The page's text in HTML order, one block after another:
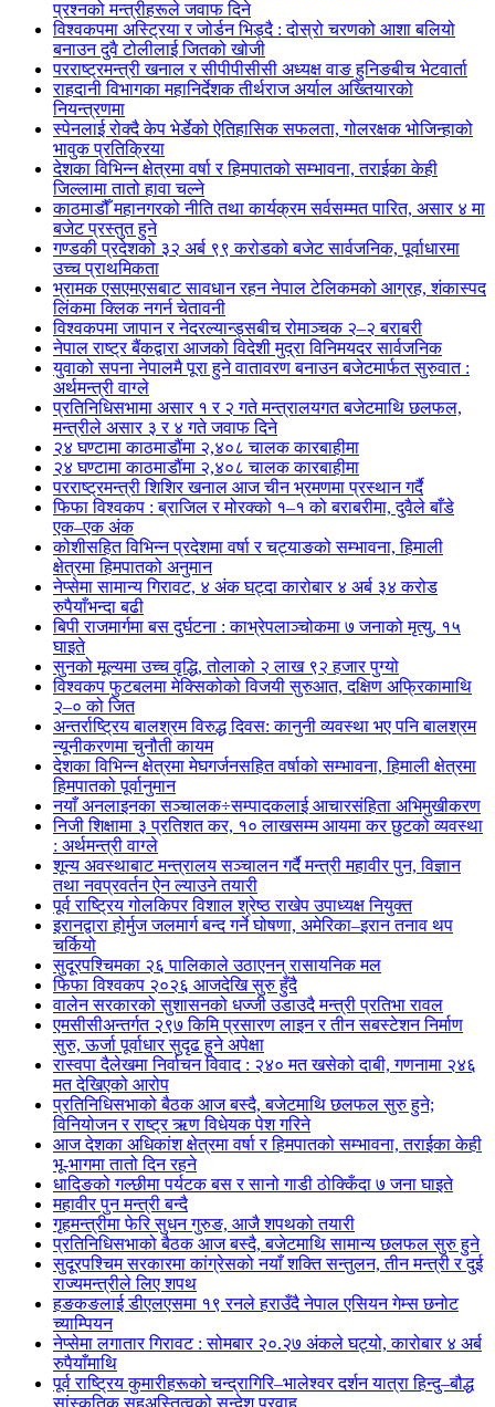
प्रश्नको मन्त्रीहरूले जवाफ दिने
विश्वकपमा अस्ट्रिया र जोर्डन भिड्दै : दोस्रो चरणको आशा बलियो
बनाउन दुवै टोलीलाई जितको खोजी
परराष्ट्रमन्त्री खनाल र सीपीपीसीसी अध्यक्ष वाङ हुनिङबीच भेटवार्ता
राहदानी विभागका महानिर्देशक तीर्थराज अर्याल अख्तियारको
नियन्त्रणमा
स्पेनलाई रोक्दै केप भेर्डेको ऐतिहासिक सफलता, गोलरक्षक भोजिन्हाको
भावुक प्रतिक्रिया
देशका विभिन्न क्षेत्रमा वर्षा र हिमपातको सम्भावना, तराईका केही
जिल्लामा तातो हावा चल्ने
काठमाडौँ महानगरको नीति तथा कार्यक्रम सर्वसम्मत पारित, असार ४ मा
बजेट प्रस्तुत हुने
गण्डकी प्रदेशको ३२ अर्ब ९९ करोडको बजेट सार्वजनिक, पूर्वाधारमा
उच्च प्राथमिकता
भ्रामक एसएमएसबाट सावधान रहन नेपाल टेलिकमको आग्रह, शंकास्पद
लिंकमा क्लिक नगर्न चेतावनी
विश्वकपमा जापान र नेदरल्यान्ड्सबीच रोमाञ्चक २–२ बराबरी
नेपाल राष्ट्र बैंकद्वारा आजको विदेशी मुद्रा विनिमयदर सार्वजनिक
युवाको सपना नेपालमै पूरा हुने वातावरण बनाउन बजेटमार्फत सुरुवात :
अर्थमन्त्री वाग्ले
प्रतिनिधिसभामा असार १ र २ गते मन्त्रालयगत बजेटमाथि छलफल,
मन्त्रीले असार ३ र ४ गते जवाफ दिने
२४ घण्टामा काठमाडौंमा २,४०८ चालक कारबाहीमा
२४ घण्टामा काठमाडौंमा २,४०८ चालक कारबाहीमा
परराष्ट्रमन्त्री शिशिर खनाल आज चीन भ्रमणमा प्रस्थान गर्दै
फिफा विश्वकप : ब्राजिल र मोरक्को १–१ को बराबरीमा, दुवैले बाँडे
एक–एक अंक
कोशीसहित विभिन्न प्रदेशमा वर्षा र चट्याङको सम्भावना, हिमाली
क्षेत्रमा हिमपातको अनुमान
नेप्सेमा सामान्य गिरावट, ४ अंक घट्दा कारोबार ४ अर्ब ३४ करोड
रुपैयाँभन्दा बढी
बिपी राजमार्गमा बस दुर्घटना : काभ्रेपलाञ्चोकमा ७ जनाको मृत्यु, १५
घाइते
सुनको मूल्यमा उच्च वृद्धि, तोलाको २ लाख ९२ हजार पुग्यो
विश्वकप फुटबलमा मेक्सिकोको विजयी सुरुआत, दक्षिण अफ्रिकामाथि
२–० को जित
अन्तर्राष्ट्रिय बालश्रम विरुद्ध दिवस: कानुनी व्यवस्था भए पनि बालश्रम
न्यूनीकरणमा चुनौती कायम
देशका विभिन्न क्षेत्रमा मेघगर्जनसहित वर्षाको सम्भावना, हिमाली क्षेत्रमा
हिमपातको पूर्वानुमान
नयाँ अनलाइनका सञ्चालक÷सम्पादकलाई आचारसंहिता अभिमुखीकरण
निजी शिक्षामा ३ प्रतिशत कर, १० लाखसम्म आयमा कर छुटको व्यवस्था
: अर्थमन्त्री वाग्ले
शून्य अवस्थाबाट मन्त्रालय सञ्चालन गर्दै मन्त्री महावीर पुन, विज्ञान
तथा नवप्रवर्तन ऐन ल्याउने तयारी
पूर्व राष्ट्रिय गोलकिपर विशाल श्रेष्ठ राखेप उपाध्यक्ष नियुक्त
इरानद्वारा होर्मुज जलमार्ग बन्द गर्ने घोषणा, अमेरिका–इरान तनाव थप
चर्कियो
सुदूरपश्चिमका २६ पालिकाले उठाएनन् रासायनिक मल
फिफा विश्वकप २०२६ आजदेखि सुरु हुँदै
वालेन सरकारको सुशासनको धज्जी उडाउदै मन्त्री प्रतिभा रावल
एमसीसीअन्तर्गत २९७ किमि प्रसारण लाइन र तीन सबस्टेशन निर्माण
सुरु, ऊर्जा पूर्वाधार सुदृढ हुने अपेक्षा
रास्वपा दैलेखमा निर्वाचन विवाद : २४० मत खसेको दाबी, गणनामा २४६
मत देखिएको आरोप
प्रतिनिधिसभाको बैठक आज बस्दै, बजेटमाथि छलफल सुरु हुने;
विनियोजन र राष्ट्र ऋण विधेयक पेश गरिने
आज देशका अधिकांश क्षेत्रमा वर्षा र हिमपातको सम्भावना, तराईका केही
भू-भागमा तातो दिन रहने
धादिङको गल्छीमा पर्यटक बस र सानो गाडी ठोक्किँदा ७ जना घाइते
महावीर पुन मन्त्री बन्दै
गृहमन्त्रीमा फेरि सुधन गुरुङ, आजै शपथको तयारी
प्रतिनिधिसभाको बैठक आज बस्दै, बजेटमाथि सामान्य छलफल सुरु हुने
सुदूरपश्चिम सरकारमा कांग्रेसको नयाँ शक्ति सन्तुलन, तीन मन्त्री र दुई
राज्यमन्त्रीले लिए शपथ
हङकङलाई डीएलएसमा १९ रनले हराउँदै नेपाल एसियन गेम्स छनोट
च्याम्पियन
नेप्सेमा लगातार गिरावट : सोमबार २०.२७ अंकले घट्यो, कारोबार ४ अर्ब
रुपैयाँमाथि
पूर्व राष्ट्रिय कुमारीहरूको चन्द्रागिरि–भालेश्वर दर्शन यात्रा हिन्दु–बौद्ध
सांस्कृतिक सहअस्तित्वको सन्देश प्रवाह